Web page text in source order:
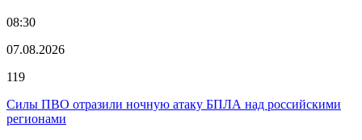
08:30
07.08.2026
119
Силы ПВО отразили ночную атаку БПЛА над российскими
регионами